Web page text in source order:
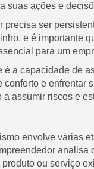
suas ações e
precisa ser
e é importante
para um
é a capacidade de
e enfrentar
assumir riscos e
envolve várias
ou serviço